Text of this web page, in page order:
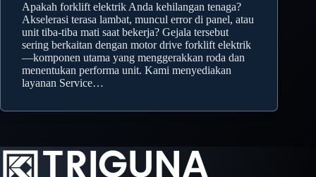
Apakah forklift elektrik Anda kehilangan tenaga?
Akselerasi terasa lambat, muncul error di panel, atau
unit tiba-tiba mati saat bekerja? Gejala tersebut
sering berkaitan dengan motor drive forklift elektrik
—komponen utama yang menggerakkan roda dan
menentukan performa unit. Kami menyediakan
layanan Service…